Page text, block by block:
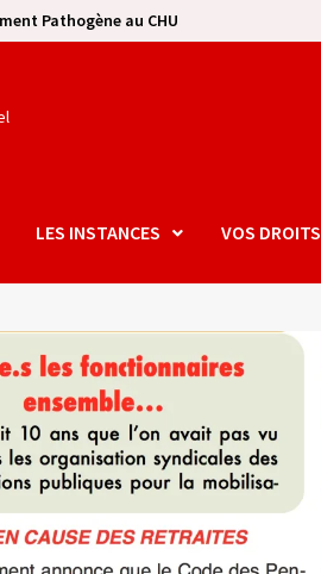
Pathogène au CHU
LES INSTANCES VOS DROITS